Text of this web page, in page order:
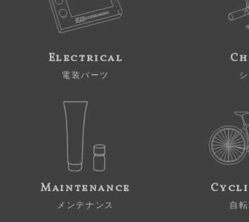
Electrical
電装パーツ
Maintenance
メンテナンス 自